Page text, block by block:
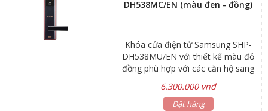
án lớn như khách sạn, chung cư ....
nhôm, cửa chính, cửa phòng ...
mang lại vẻ đẹp sang trọng cho
ngôi nhà.
DH538MC/EN (màu đen - đồng)
Khóa cửa điện tử Samsung SHP-
DH538MU/EN với thiết kế màu đỏ
đồng phù hợp với các căn hộ sang
trọng. Công nghệ quét vân tay cảm
ứng điện dung và mã số ngẫu
nhiên, cùng hệ thống cảnh báo đột
6.300.000 vnđ
Đặt hàng